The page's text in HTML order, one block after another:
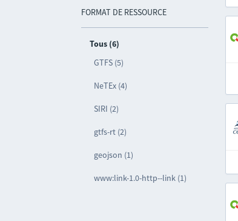
FORMAT DE RESSOURCE
Tous (6)
GTFS (5)
NeTEx (4)
SIRI (2)
gtfs-rt (2)
geojson (1)
www:link-1.0-http--link (1)